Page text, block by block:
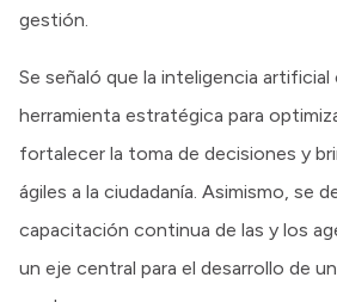
gestión.
Se señaló que la inteligencia
herramienta estratégica para
fortalecer la toma de decisiones y
ágiles a la ciudadanía. Asimismo, se
capacitación continua de las y los
un eje central para el desarrollo de